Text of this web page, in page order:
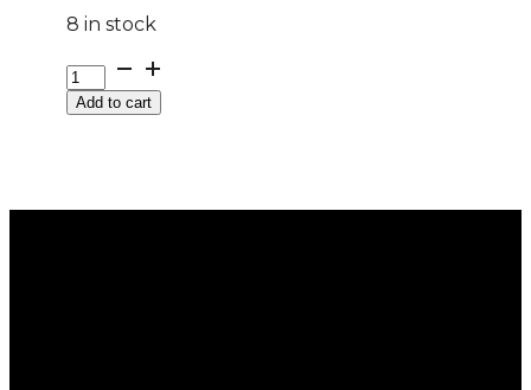
8 in stock
DOT195/65
R
16C
Add to cart